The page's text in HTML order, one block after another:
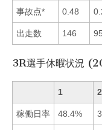
事故点* 0.48
出走数 146 95
3R選手休暇状況
1 2
稼働日率 48.4%